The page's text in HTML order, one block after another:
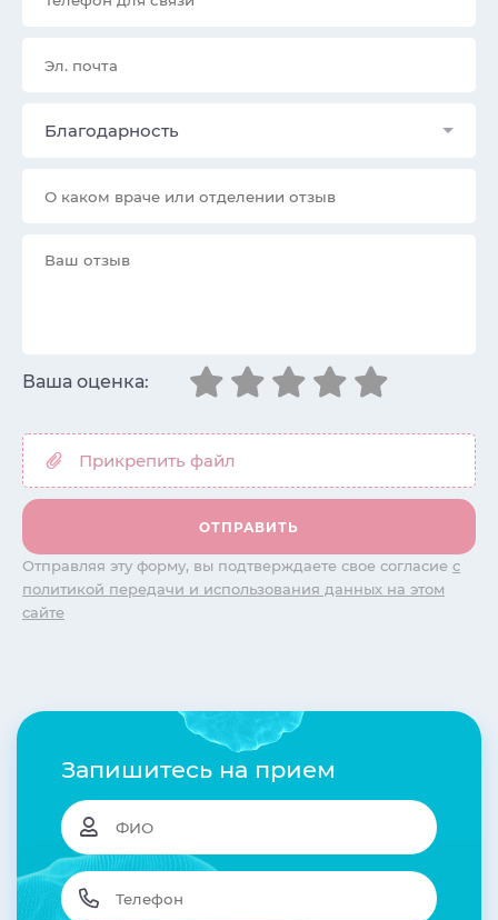
Благодарность
Ваша оценка:
Отправляя эту форму, вы подтверждаете свое согласие с
политикой передачи и использования данных на этом
сайте
Запишитесь на прием